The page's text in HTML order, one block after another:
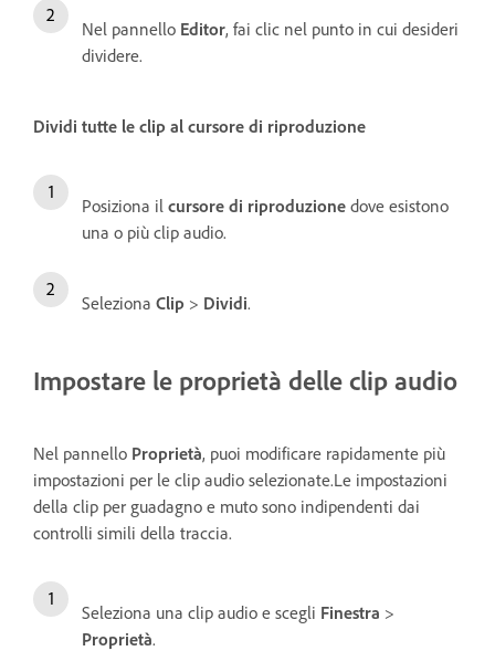
Nel pannello Editor, fai clic nel punto in cui desideri
dividere.
Dividi tutte le clip al cursore di riproduzione
Posiziona il cursore di riproduzione dove esistono
una o più clip audio.
Seleziona Clip > Dividi.
Impostare le proprietà delle clip audio
Nel pannello Proprietà, puoi modificare rapidamente più
impostazioni per le clip audio selezionate.Le impostazioni
della clip per guadagno e muto sono indipendenti dai
controlli simili della traccia.
Seleziona una clip audio e scegli Finestra >
Proprietà.